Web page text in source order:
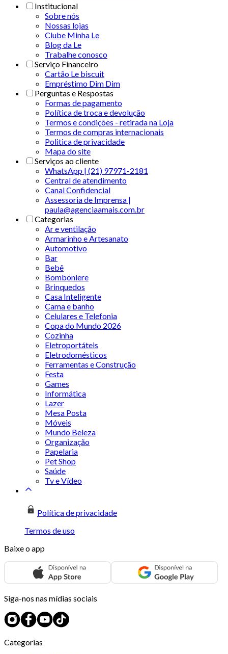
Institucional
Sobre nós
Nossas lojas
Clube Minha Le
Blog da Le
Trabalhe conosco
Serviço Financeiro
Cartão Le biscuit
Empréstimo Dim Dim
Perguntas e Respostas
Formas de pagamento
Política de troca e devolução
Termos e condições - retirada na Loja
Termos de compras internacionais
Politica de privacidade
Mapa do site
Serviços ao cliente
WhatsApp | (21) 97971-2181
Central de atendimento
Canal Confidencial
Assessoria de Imprensa |
paula@agenciaamais.com.br
Categorias
Ar e ventilação
Armarinho e Artesanato
Automotivo
Bar
Bebê
Bomboniere
Brinquedos
Casa Inteligente
Cama e banho
Celulares e Telefonia
Copa do Mundo 2026
Cozinha
Eletroportáteis
Eletrodomésticos
Ferramentas e Construção
Festa
Games
Informática
Lazer
Mesa Posta
Móveis
Mundo Beleza
Organização
Papelaria
Pet Shop
Saúde
Tv e Vídeo
Política de privacidade
Termos de uso
Baixe o app
Siga-nos nas mídias sociais
Categorias